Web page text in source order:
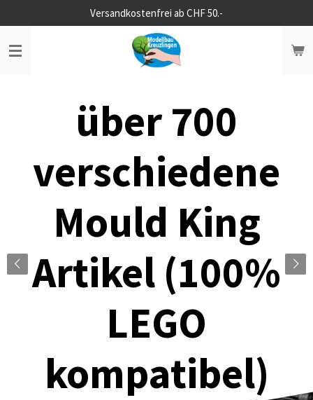
Hauptinhalt
springen
Versandkostenfrei ab CHF 50.-
über 700
verschiedene
Mould King
Artikel (100%
LEGO
kompatibel)